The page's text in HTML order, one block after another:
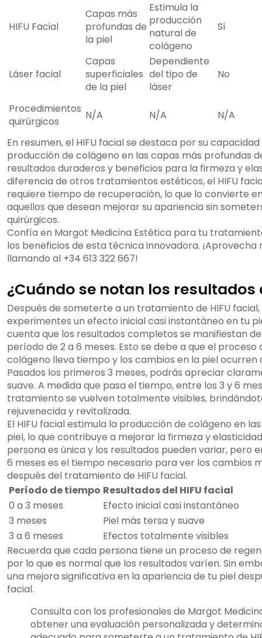
HIFU Facial
Capas más
profundas de
la piel
Estimula la
producción
natural de
colágeno
Sí
Láser facial
Capas
superficiales
de la piel
Dependiente
del tipo de
láser
No
Procedimientos
quirúrgicos
N/A N/A N/A
En resumen, el HIFU facial se destaca por su
producción de colágeno en las capas más profundas
resultados duraderos y beneficios para la firmeza y
diferencia de otros tratamientos estéticos, el HIFU
requiere tiempo de recuperación, lo que lo convierte
aquellos que desean mejorar su apariencia sin
quirúrgicos.
Confía en Margot Medicina Estética para tu
los beneficios de esta técnica innovadora.
llamando al +34 613 322 667!
¿Cuándo se notan los resultados
Después de someterte a un tratamiento de HIFU
experimentes un efecto inicial casi instantáneo en tu
cuenta que los resultados completos se manifiestan
período de 2 a 6 meses. Esto se debe a que el
colágeno lleva tiempo y los cambios en la piel ocurren
Pasados los primeros 3 meses, podrás apreciar
suave. A medida que pasa el tiempo, entre los 3 y 6
tratamiento se vuelven totalmente visibles,
rejuvenecida y revitalizada.
El HIFU facial estimula la producción de colágeno en
piel, lo que contribuye a mejorar la firmeza y
persona es única y los resultados pueden variar, pero
6 meses es el tiempo necesario para ver los cambios
después del tratamiento de HIFU facial.
Período de tiempo Resultados del HIFU facial
0 a 3 meses
Efecto inicial casi instantáneo
3 meses
Piel más tersa y suave
3 a 6 meses
Efectos totalmente visibles
Recuerda que cada persona tiene un proceso de
por lo que es normal que los resultados varíen. Sin
una mejora significativa en la apariencia de tu piel
facial.
Consulta con los profesionales de Margot
obtener una evaluación personalizada y